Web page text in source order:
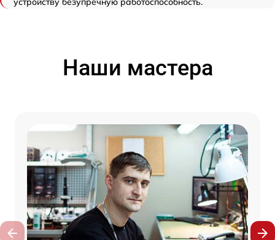
Наши мастера